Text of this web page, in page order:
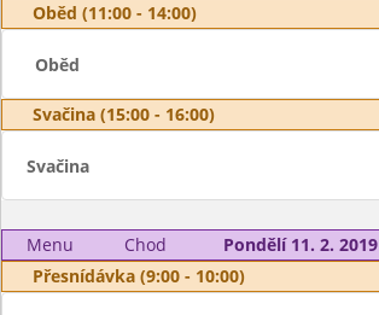
Oběd (11:00 - 14:00)
Oběd
Svačina (15:00 - 16:00)
Svačina
Menu Chod
Pondělí 11. 2. 2019
Přesnídávka (9:00 - 10:00)